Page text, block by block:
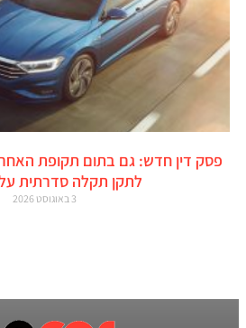
פסק דין חדש: גם בתום תקופת
לתקן תקלה סדרתית
3 באוגוסט 2026